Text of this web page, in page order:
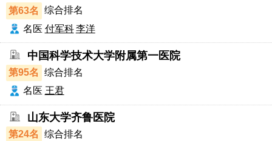
第63名
综合排名
名医 付军科 李洋
中国科学技术大学附属第一医院
第95名
综合排名
名医 王君
山东大学齐鲁医院
第24名
综合排名